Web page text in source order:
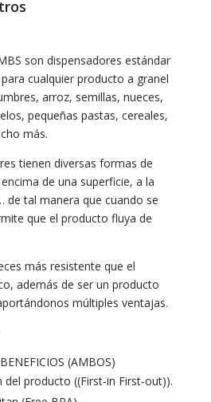
son dispensadores estándar
cualquier producto a granel
arroz, semillas, nueces,
pequeñas pastas, cereales,
más.
tienen diversas formas de
de una superficie, a la
de tal manera que cuando se
que el producto fluya de
más resistente que el
además de ser un producto
múltiples ventajas.
(AMBOS)
producto ((First‐in First‐out)).